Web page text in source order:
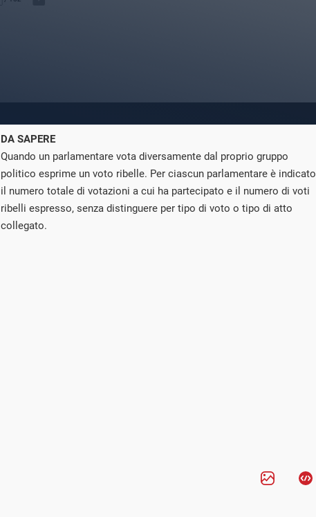
DA SAPERE
Quando un parlamentare vota diversamente dal proprio gruppo
politico esprime un voto ribelle. Per ciascun parlamentare è indicato
il numero totale di votazioni a cui ha partecipato e il numero di voti
ribelli espresso, senza distinguere per tipo di voto o tipo di atto
collegato.